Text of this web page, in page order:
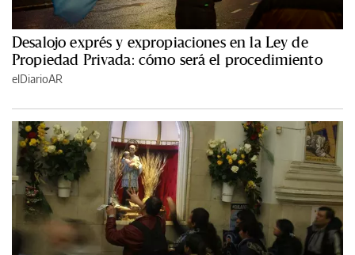
Desalojo exprés y expropiaciones en la Ley de
Propiedad Privada: cómo será el procedimiento
elDiarioAR